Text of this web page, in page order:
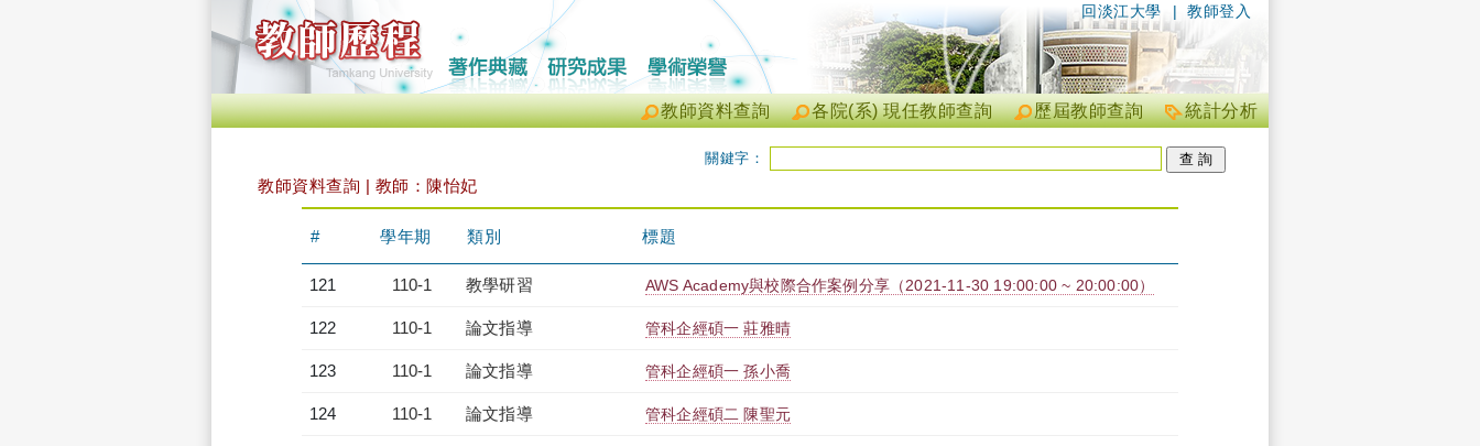
| 教師登入
回淡江大學
統計分析
歷屆教師查詢
各院(系) 現任教師查詢
教師資料查詢
關鍵字：
教師資料查詢 | 教師：陳怡妃
# 學年期 類別 標題
121 110-1 教學研習 AWS Academy與校際合作案例分享（2021-11-30 19:00:00 ~ 20:00:00）
122 110-1 論文指導 管科企經碩一 莊雅晴
123 110-1 論文指導 管科企經碩一 孫小喬
124 110-1 論文指導 管科企經碩二 陳聖元